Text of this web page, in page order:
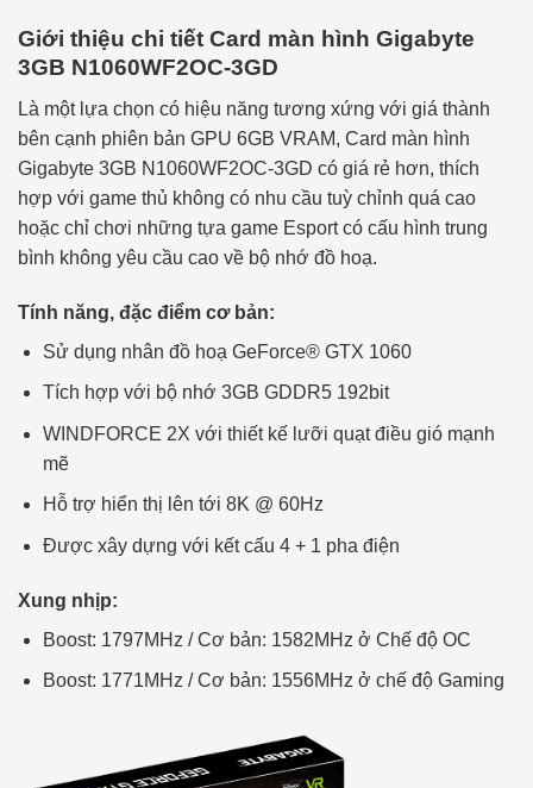
Giới thiệu chi tiết Card màn hình Gigabyte
3GB N1060WF2OC-3GD
Là một lựa chọn có hiệu năng tương xứng với giá thành
bên cạnh phiên bản GPU 6GB VRAM, Card màn hình
Gigabyte 3GB N1060WF2OC-3GD có giá rẻ hơn, thích
hợp với game thủ không có nhu cầu tuỳ chỉnh quá cao
hoặc chỉ chơi những tựa game Esport có cấu hình trung
bình không yêu cầu cao về bộ nhớ đồ hoạ.
Tính năng, đặc điểm cơ bản:
Sử dụng nhân đồ hoạ GeForce® GTX 1060
Tích hợp với bộ nhớ 3GB GDDR5 192bit
WINDFORCE 2X với thiết kế lưỡi quạt điều gió mạnh
mẽ
Hỗ trợ hiển thị lên tới 8K @ 60Hz
Được xây dựng với kết cấu 4 + 1 pha điện
Xung nhịp:
Boost: 1797MHz / Cơ bản: 1582MHz ở Chế độ OC
Boost: 1771MHz / Cơ bản: 1556MHz ở chế độ Gaming